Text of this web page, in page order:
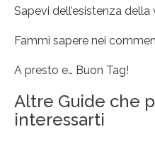
Sapevi dell’esistenza
Fammi sapere nei
A presto e… Buon Tag!
Altre Guide che
interessarti